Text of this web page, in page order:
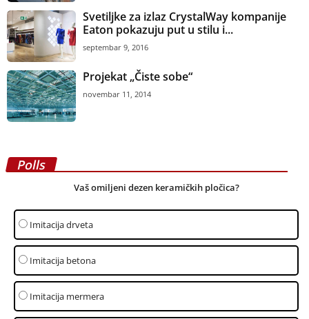
Svetiljke za izlaz CrystalWay kompanije
Eaton pokazuju put u stilu i...
septembar 9, 2016
Projekat „Čiste sobe“
novembar 11, 2014
Polls
Vaš omiljeni dezen keramičkih pločica?
Imitacija drveta
Imitacija betona
Imitacija mermera